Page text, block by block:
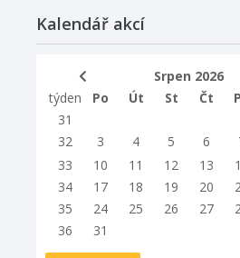
Kalendář akcí
Srpen 2026
týden
Po Út St Čt
31
32
3 4 5 6
33
10 11 12 13
34
17 18 19 20
35
24 25 26 27
36
31